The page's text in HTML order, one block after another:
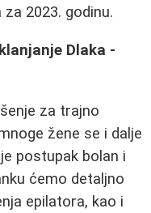
2023. godinu.
Dlaka -
za trajno
žene se i dalje
postupak bolan i
ćemo detaljno
epilatora, kao i